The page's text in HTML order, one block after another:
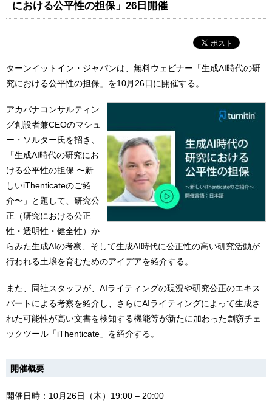
における公平性の担保」26日開催
ターンイットイン・ジャパンは、無料ウェビナー「生成AI時代の研
究における公平性の担保」を10月26日に開催する。
アカバナコンサルティン
グ創設者兼CEOのマシュ
ー・ソルター氏を招き、
「生成AI時代の研究にお
ける公平性の担保 〜新
しいiThenticateのご紹
介〜」と題して、研究公
正（研究における公正
性・透明性・健全性）か
らみた生成AIの考察、そして生成AI時代に公正性の高い研究活動が
行われる土壌を育むためのアイデアを紹介する。
また、同社スタッフが、AIライティングの現況や研究公正のエキス
パートによる考察を紹介し、さらにAIライティングによって生成さ
れた可能性が高い文書を検知する機能等が新たに加わった剽窃チェ
ックツール「iThenticate」を紹介する。
開催概要
開催日時：10月26日（木）19:00 – 20:00